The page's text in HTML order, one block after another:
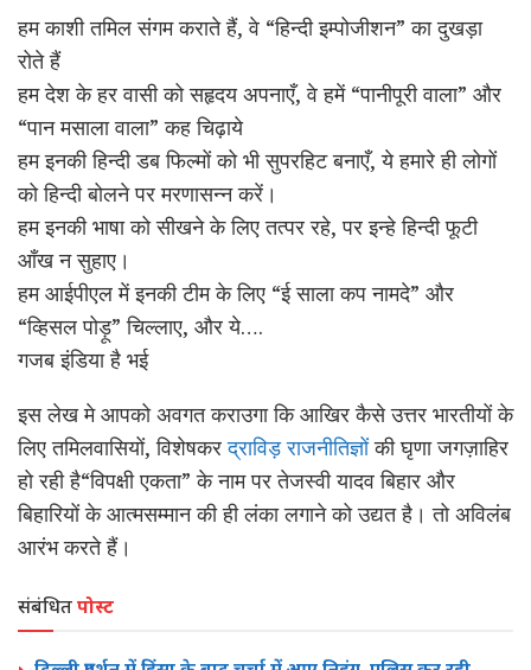
हम काशी तमिल संगम कराते हैं, वे “हिन्दी इम्पोजीशन” का दुखड़ा
रोते हैं
हम देश के हर वासी को सहृदय अपनाएँ, वे हमें “पानीपूरी वाला” और
“पान मसाला वाला” कह चिढ़ाये
हम इनकी हिन्दी डब फिल्मों को भी सुपरहिट बनाएँ, ये हमारे ही लोगों
को हिन्दी बोलने पर मरणासन्न करें।
हम इनकी भाषा को सीखने के लिए तत्पर रहे, पर इन्हे हिन्दी फूटी
आँख न सुहाए।
हम आईपीएल में इनकी टीम के लिए “ई साला कप नामदे” और
“व्हिसल पोड़ू” चिल्लाए, और ये….
गजब इंडिया है भई
इस लेख मे आपको अवगत कराउगा कि आखिर कैसे उत्तर भारतीयों के
लिए तमिलवासियों, विशेषकरद्राविड़ राजनीतिज्ञोंकी घृणा जगज़ाहिर
हो रही है“विपक्षी एकता” के नाम पर तेजस्वी यादव बिहार और
बिहारियों के आत्मसम्मान की ही लंका लगाने को उद्यत है। तो अविलंब
आरंभ करते हैं।
संबंधितपोस्ट